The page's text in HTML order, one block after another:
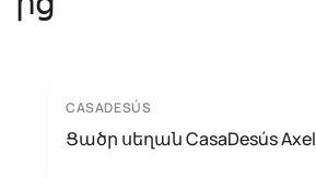
CASADESÚS
Ցածր սեղան CasaDesús Axel